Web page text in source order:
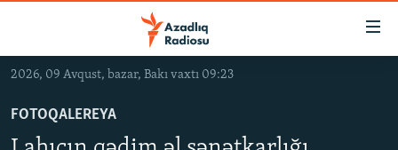
Əsas
qayıt
Əsas
#İZAHLA
2026, 09 Avqust, bazar, Bakı vaxtı 09:23
FOTOQALEREYA